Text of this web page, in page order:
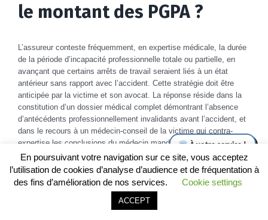
le montant des PGPA ?
L’assureur conteste fréquemment, en expertise médicale, la durée
de la période d’incapacité professionnelle totale ou partielle, en
avançant que certains arrêts de travail seraient liés à un état
antérieur sans rapport avec l’accident. Cette stratégie doit être
anticipée par la victime et son avocat. La réponse réside dans la
constitution d’un dossier médical complet démontrant l’absence
d’antécédents professionnellement invalidants avant l’accident, et
dans le recours à un médecin-conseil de la victime qui contra-
expertise les conclusions du médecin mandaté par l’assureur. En
cas de désaccord persistant, le juge peut ordonner une expertise
judiciaire confiée à un médecin inscrit sur la liste de la Cour
d’appel d’Aix-en-Provence ou de Nîmes, dont les conclusions
En poursuivant votre navigation sur ce site, vous acceptez
l’utilisation de cookies d’analyse d’audience et de fréquentation à
des fins d’amélioration de nos services.
Cookie settings
ACCEPTÊtre rappelé